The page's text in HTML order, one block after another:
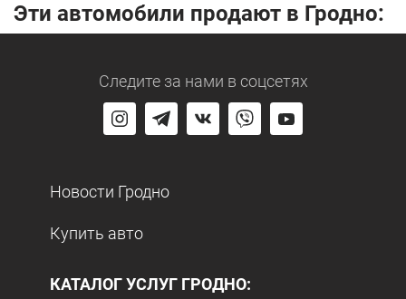
Эти автомобили продают в Гродно:
Следите за нами в соцсетях
Новости Гродно
Купить авто
КАТАЛОГ УСЛУГ ГРОДНО: